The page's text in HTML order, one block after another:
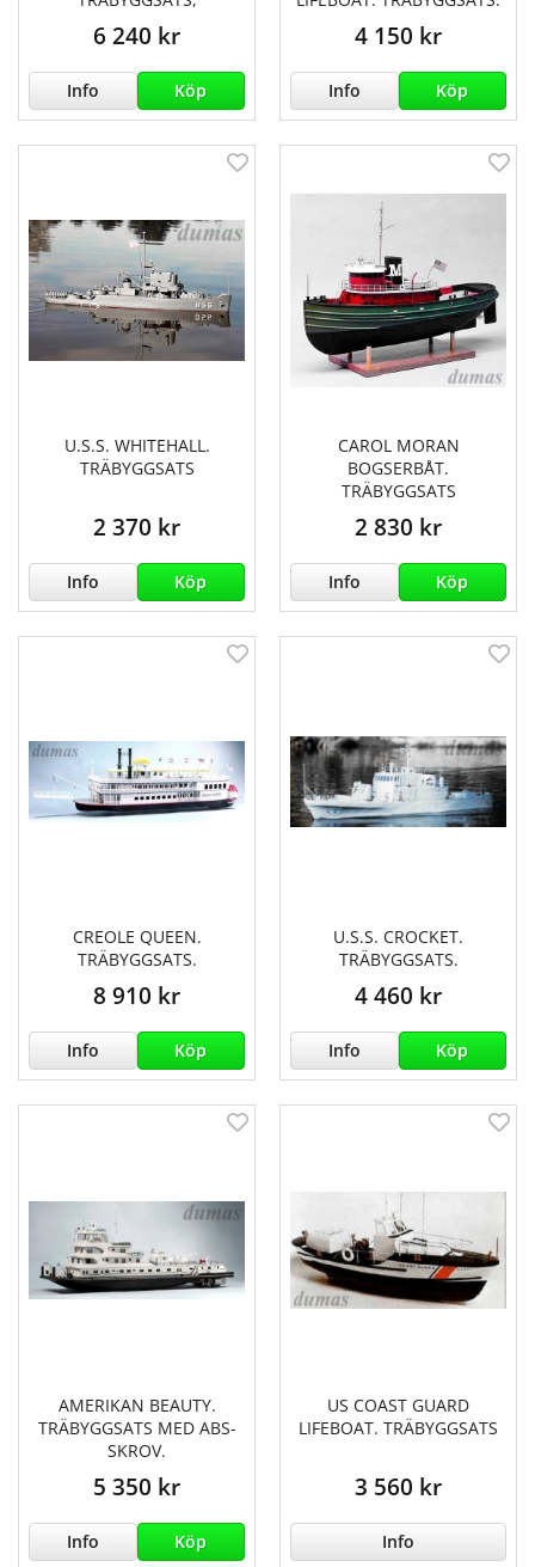
6 240 kr
Info Köp
4 150 kr
Info Köp
U.S.S. WHITEHALL.
TRÄBYGGSATS
2 370 kr
Info Köp
CAROL MORAN
BOGSERBÅT.
TRÄBYGGSATS
2 830 kr
Info Köp
CREOLE QUEEN.
TRÄBYGGSATS.
8 910 kr
Info Köp
U.S.S. CROCKET.
TRÄBYGGSATS.
4 460 kr
Info Köp
AMERIKAN BEAUTY.
TRÄBYGGSATS MED ABS-
SKROV.
5 350 kr
Info Köp
US COAST GUARD
LIFEBOAT. TRÄBYGGSATS
3 560 kr
Info